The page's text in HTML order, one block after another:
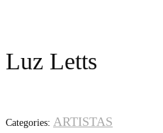
Luz Letts
Categories: ARTISTAS